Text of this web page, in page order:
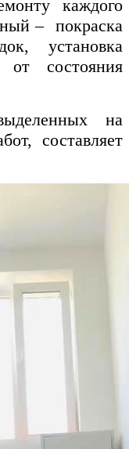
каждого
– покраска
установка
от состояния
на
составляет